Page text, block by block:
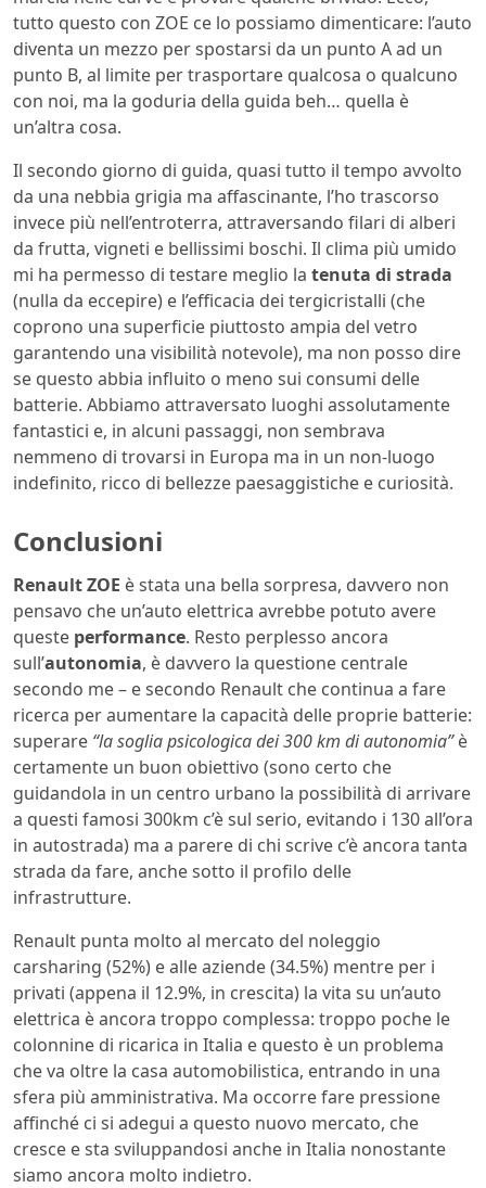
tutto questo con ZOE ce lo possiamo dimenticare: l’auto
diventa un mezzo per spostarsi da un punto A ad un
punto B, al limite per trasportare qualcosa o qualcuno
con noi, ma la goduria della guida beh… quella è
un’altra cosa.
Il secondo giorno di guida, quasi tutto il tempo avvolto
da una nebbia grigia ma affascinante, l’ho trascorso
invece più nell’entroterra, attraversando filari di alberi
da frutta, vigneti e bellissimi boschi. Il clima più umido
mi ha permesso di testare meglio la tenuta di strada
(nulla da eccepire) e l’efficacia dei tergicristalli (che
coprono una superficie piuttosto ampia del vetro
garantendo una visibilità notevole), ma non posso dire
se questo abbia influito o meno sui consumi delle
batterie. Abbiamo attraversato luoghi assolutamente
fantastici e, in alcuni passaggi, non sembrava
nemmeno di trovarsi in Europa ma in un non-luogo
indefinito, ricco di bellezze paesaggistiche e curiosità.
Conclusioni
Renault ZOE è stata una bella sorpresa, davvero non
pensavo che un’auto elettrica avrebbe potuto avere
queste performance. Resto perplesso ancora
sull’autonomia, è davvero la questione centrale
secondo me – e secondo Renault che continua a fare
ricerca per aumentare la capacità delle proprie batterie:
superare “la soglia psicologica dei 300 km di autonomia”è
certamente un buon obiettivo (sono certo che
guidandola in un centro urbano la possibilità di arrivare
a questi famosi 300km c’è sul serio, evitando i 130 all’ora
in autostrada) ma a parere di chi scrive c’è ancora tanta
strada da fare, anche sotto il profilo delle
infrastrutture.
Renault punta molto al mercato del noleggio
carsharing (52%) e alle aziende (34.5%) mentre per i
privati (appena il 12.9%, in crescita) la vita su un’auto
elettrica è ancora troppo complessa: troppo poche le
colonnine di ricarica in Italia e questo è un problema
che va oltre la casa automobilistica, entrando in una
sfera più amministrativa. Ma occorre fare pressione
affinché ci si adegui a questo nuovo mercato, che
cresce e sta sviluppandosi anche in Italia nonostante
siamo ancora molto indietro.